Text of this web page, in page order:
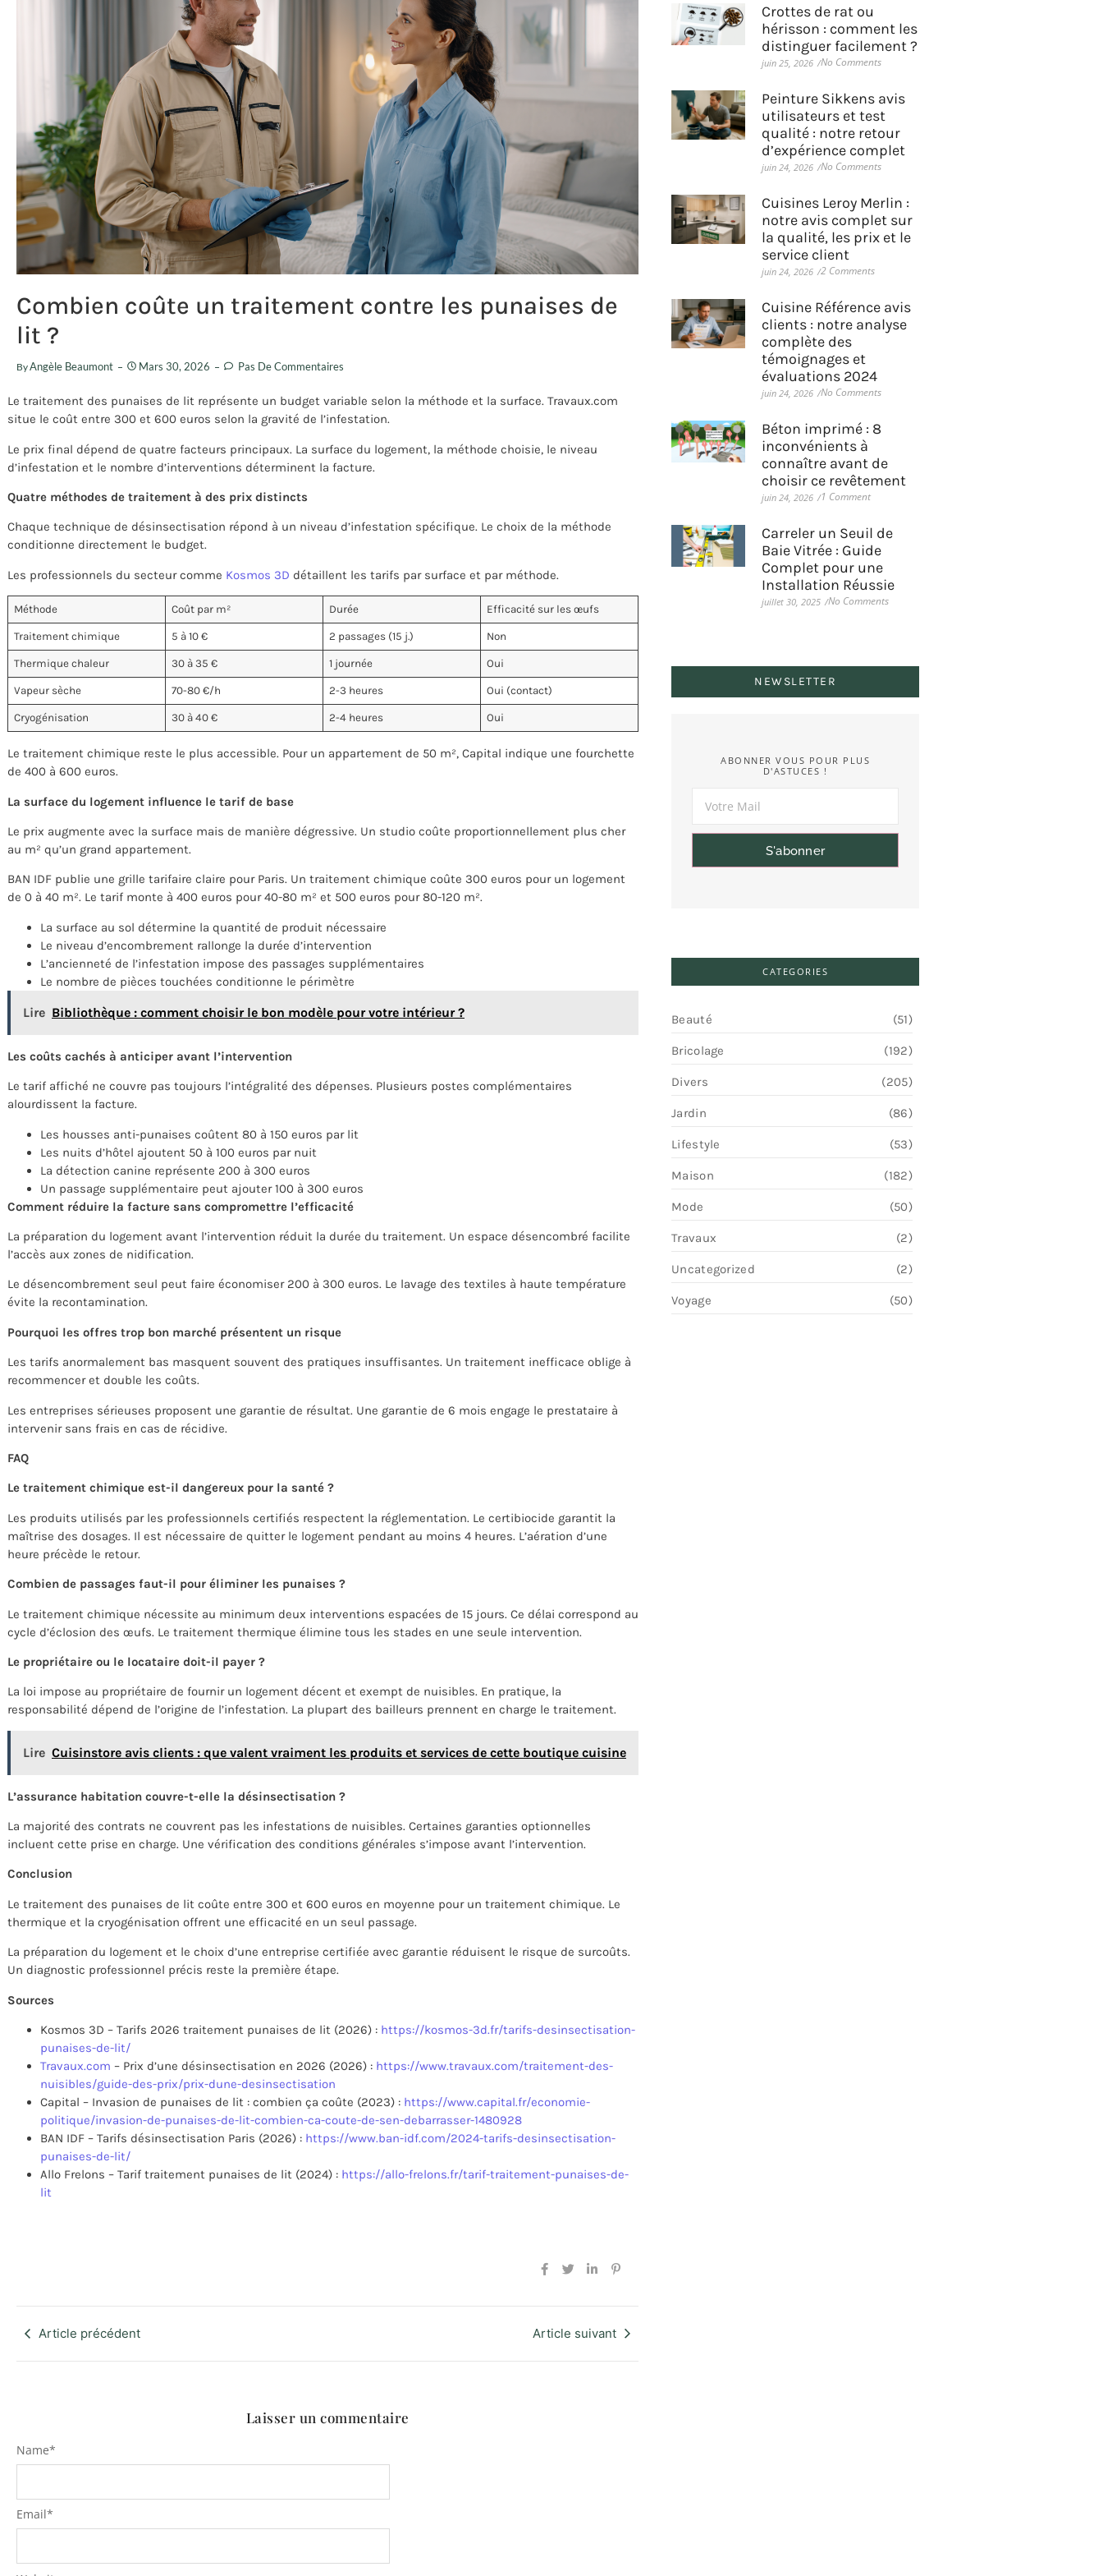
Combien coûte un traitement contre les punaises de
lit ?
ByAngèle Beaumont Mars 30, 2026 Pas De Commentaires
Le traitement des punaises de lit représente un budget variable selon la méthode et la surface. Travaux.com
situe le coût entre 300 et 600 euros selon la gravité de l’infestation.
Le prix final dépend de quatre facteurs principaux. La surface du logement, la méthode choisie, le niveau
d’infestation et le nombre d’interventions déterminent la facture.
Quatre méthodes de traitement à des prix distincts
Chaque technique de désinsectisation répond à un niveau d’infestation spécifique. Le choix de la méthode
conditionne directement le budget.
Les professionnels du secteur comme Kosmos 3D détaillent les tarifs par surface et par méthode.
Méthode Coût par m² Durée Efficacité sur les œufs
Traitement chimique 5 à 10 € 2 passages (15 j.) Non
Thermique chaleur 30 à 35 € 1 journée Oui
Vapeur sèche 70-80 €/h 2-3 heures Oui (contact)
Cryogénisation 30 à 40 € 2-4 heures Oui
Le traitement chimique reste le plus accessible. Pour un appartement de 50 m², Capital indique une fourchette
de 400 à 600 euros.
La surface du logement influence le tarif de base
Le prix augmente avec la surface mais de manière dégressive. Un studio coûte proportionnellement plus cher
au m² qu’un grand appartement.
BAN IDF publie une grille tarifaire claire pour Paris. Un traitement chimique coûte 300 euros pour un logement
de 0 à 40 m². Le tarif monte à 400 euros pour 40-80 m² et 500 euros pour 80-120 m².
La surface au sol détermine la quantité de produit nécessaire
Le niveau d’encombrement rallonge la durée d’intervention
L’ancienneté de l’infestation impose des passages supplémentaires
Le nombre de pièces touchées conditionne le périmètre
Lire Bibliothèque : comment choisir le bon modèle pour votre intérieur ?
Les coûts cachés à anticiper avant l’intervention
Le tarif affiché ne couvre pas toujours l’intégralité des dépenses. Plusieurs postes complémentaires
alourdissent la facture.
Les housses anti-punaises coûtent 80 à 150 euros par lit
Les nuits d’hôtel ajoutent 50 à 100 euros par nuit
La détection canine représente 200 à 300 euros
Un passage supplémentaire peut ajouter 100 à 300 euros
Comment réduire la facture sans compromettre l’efficacité
La préparation du logement avant l’intervention réduit la durée du traitement. Un espace désencombré facilite
l’accès aux zones de nidification.
Le désencombrement seul peut faire économiser 200 à 300 euros. Le lavage des textiles à haute température
évite la recontamination.
Pourquoi les offres trop bon marché présentent un risque
Les tarifs anormalement bas masquent souvent des pratiques insuffisantes. Un traitement inefficace oblige à
recommencer et double les coûts.
Les entreprises sérieuses proposent une garantie de résultat. Une garantie de 6 mois engage le prestataire à
intervenir sans frais en cas de récidive.
FAQ
Le traitement chimique est-il dangereux pour la santé ?
Les produits utilisés par les professionnels certifiés respectent la réglementation. Le certibiocide garantit la
maîtrise des dosages. Il est nécessaire de quitter le logement pendant au moins 4 heures. L’aération d’une
heure précède le retour.
Combien de passages faut-il pour éliminer les punaises ?
Le traitement chimique nécessite au minimum deux interventions espacées de 15 jours. Ce délai correspond au
cycle d’éclosion des œufs. Le traitement thermique élimine tous les stades en une seule intervention.
Le propriétaire ou le locataire doit-il payer ?
La loi impose au propriétaire de fournir un logement décent et exempt de nuisibles. En pratique, la
responsabilité dépend de l’origine de l’infestation. La plupart des bailleurs prennent en charge le traitement.
Lire Cuisinstore avis clients : que valent vraiment les produits et services de cette boutique cuisine
L’assurance habitation couvre-t-elle la désinsectisation ?
La majorité des contrats ne couvrent pas les infestations de nuisibles. Certaines garanties optionnelles
incluent cette prise en charge. Une vérification des conditions générales s’impose avant l’intervention.
Conclusion
Le traitement des punaises de lit coûte entre 300 et 600 euros en moyenne pour un traitement chimique. Le
thermique et la cryogénisation offrent une efficacité en un seul passage.
La préparation du logement et le choix d’une entreprise certifiée avec garantie réduisent le risque de surcoûts.
Un diagnostic professionnel précis reste la première étape.
Sources
Kosmos 3D – Tarifs 2026 traitement punaises de lit (2026) : https://kosmos-3d.fr/tarifs-desinsectisation-
punaises-de-lit/
Travaux.com – Prix d’une désinsectisation en 2026 (2026) : https://www.travaux.com/traitement-des-
nuisibles/guide-des-prix/prix-dune-desinsectisation
Capital – Invasion de punaises de lit : combien ça coûte (2023) : https://www.capital.fr/economie-
politique/invasion-de-punaises-de-lit-combien-ca-coute-de-sen-debarrasser-1480928
BAN IDF – Tarifs désinsectisation Paris (2026) : https://www.ban-idf.com/2024-tarifs-desinsectisation-
punaises-de-lit/
Allo Frelons – Tarif traitement punaises de lit (2024) : https://allo-frelons.fr/tarif-traitement-punaises-de-
lit
Article précédent Article suivant
Laisser un commentaire
Name*
Email*
Crottes de rat ou
hérisson : comment les
distinguer facilement ?
juin 25, 2026 /No Comments
Peinture Sikkens avis
utilisateurs et test
qualité : notre retour
d’expérience complet
juin 24, 2026 /No Comments
Cuisines Leroy Merlin :
notre avis complet sur
la qualité, les prix et le
service client
juin 24, 2026 /2 Comments
Cuisine Référence avis
clients : notre analyse
complète des
témoignages et
évaluations 2024
juin 24, 2026 /No Comments
Béton imprimé : 8
inconvénients à
connaître avant de
choisir ce revêtement
juin 24, 2026 /1 Comment
Carreler un Seuil de
Baie Vitrée : Guide
Complet pour une
Installation Réussie
juillet 30, 2025 /No Comments
NEWSLETTER
ABONNER VOUS POUR PLUS
D'ASTUCES !
S'abonner
CATEGORIES
Beauté (51)
Bricolage (192)
Divers (205)
Jardin (86)
Lifestyle (53)
Maison (182)
Mode (50)
Travaux (2)
Uncategorized (2)
Voyage (50)